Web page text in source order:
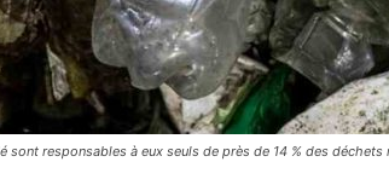
sont responsables à eux seuls de près de 14 % des